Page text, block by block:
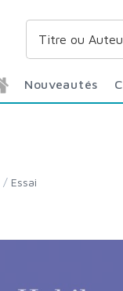
Nouveautés
/ Essai